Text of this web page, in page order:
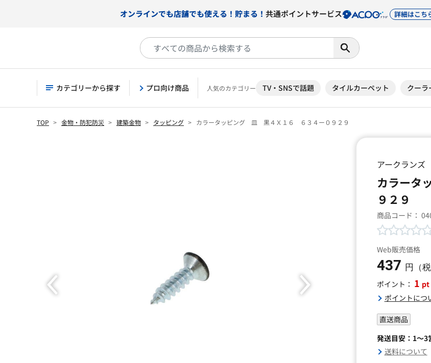
オンラインでも店舗でも使える！貯まる！ 共通ポイントサービス 詳細はこち
カテゴリーから探す プロ向け商品 人気のカテゴリー TV・SNSで話題 タイルカーペット クーラ
TOP 金物・防犯防災 建築金物 タッピング カラータッピング 皿 黒４Ｘ１６ ６３４ー０９２９
アークランズ
カラー
９２９
商品コード：
Web販売価格
437 円（税
ポイント： 1 pt
ポイントにつ
直送商品
発送目安：1～3
送料について